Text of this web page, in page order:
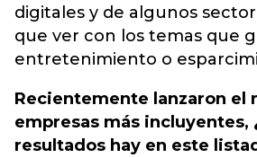
digitales y de algunos
que ver con los temas que
entretenimiento o
Recientemente lanzaron el
empresas más incluyentes,
resultados hay en este